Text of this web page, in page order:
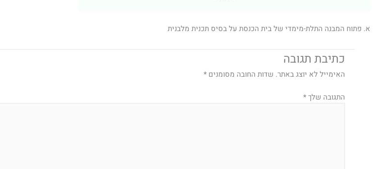
א. פתוח המבנה התלת-מימדי של בית הכנסת על בסיס תכנית מלבנית
כתיבת תגובה
האימייל לא יוצג באתר. שדות החובה מסומנים *
התגובה שלך*